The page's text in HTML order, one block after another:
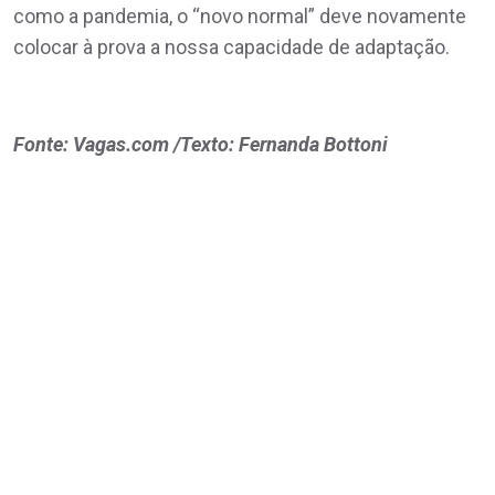
como a pandemia, o “novo normal” deve novamente
colocar à prova a nossa capacidade de adaptação.
Fonte: Vagas.com /Texto: Fernanda Bottoni